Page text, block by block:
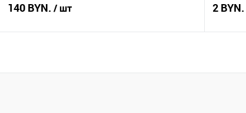
140 BYN. / шт 2 BYN.